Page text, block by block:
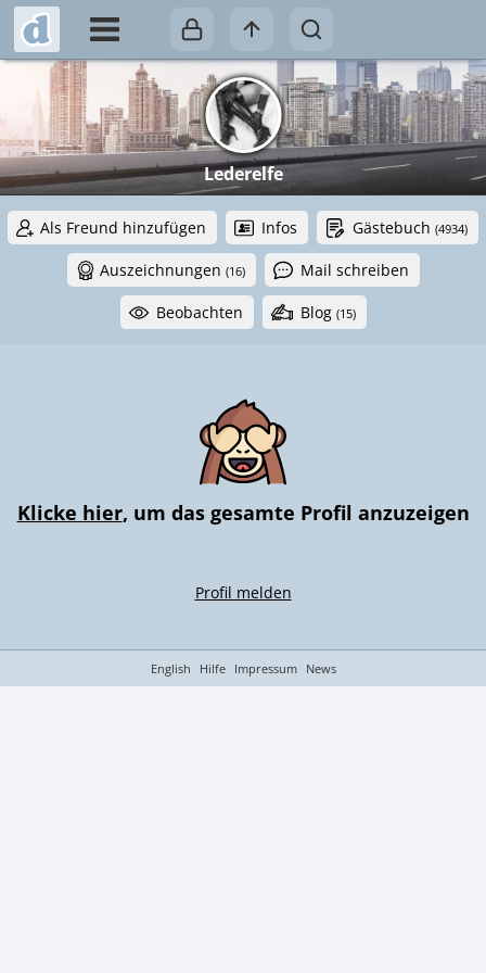
Lederelfe
Als Freund hinzufügen Infos Gästebuch (4934)
Auszeichnungen (16) Mail schreiben
Beobachten Blog (15)
Klicke hier, um das gesamte Profil anzuzeigen
Profil melden
English Hilfe Impressum News